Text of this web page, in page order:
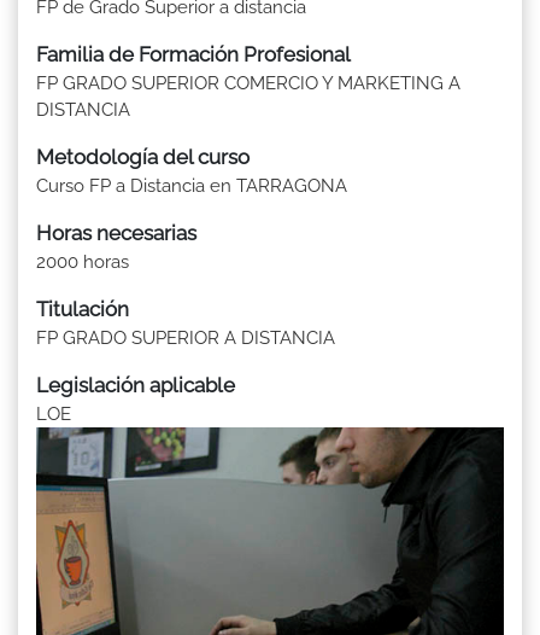
FP de Grado Superior a distancia
Familia de Formación Profesional
FP GRADO SUPERIOR COMERCIO Y MARKETING A
DISTANCIA
Metodología del curso
Curso FP a Distancia en TARRAGONA
Horas necesarias
2000 horas
Titulación
FP GRADO SUPERIOR A DISTANCIA
Legislación aplicable
LOE